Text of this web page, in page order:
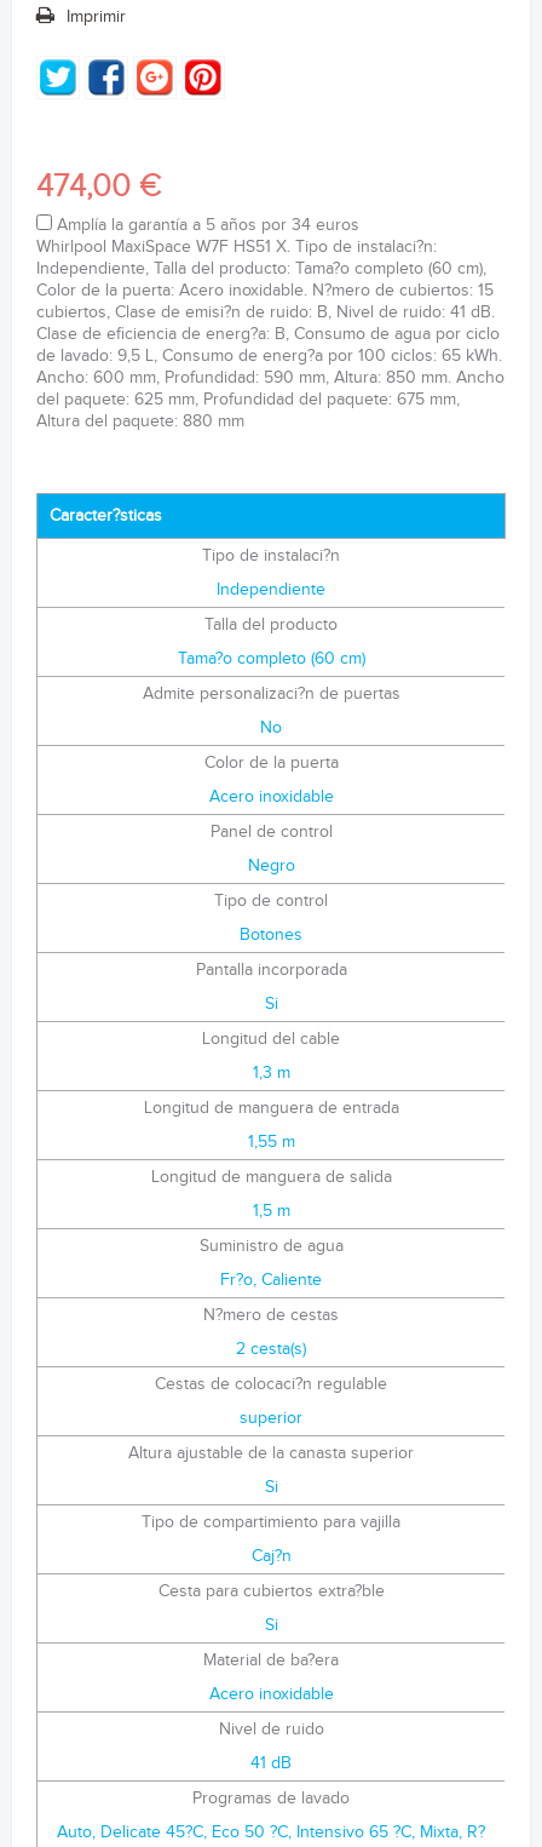
Imprimir
474,00 €
Amplía la garantía a 5 años por 34 euros
Whirlpool MaxiSpace W7F HS51 X. Tipo de instalaci?n:
Independiente, Talla del producto: Tama?o completo (60 cm),
Color de la puerta: Acero inoxidable. N?mero de cubiertos: 15
cubiertos, Clase de emisi?n de ruido: B, Nivel de ruido: 41 dB.
Clase de eficiencia de energ?a: B, Consumo de agua por ciclo
de lavado: 9,5 L, Consumo de energ?a por 100 ciclos: 65 kWh.
Ancho: 600 mm, Profundidad: 590 mm, Altura: 850 mm. Ancho
del paquete: 625 mm, Profundidad del paquete: 675 mm,
Altura del paquete: 880 mm
Caracter?sticas
Tipo de instalaci?n
Independiente
Talla del producto
Tama?o completo (60 cm)
Admite personalizaci?n de puertas
No
Color de la puerta
Acero inoxidable
Panel de control
Negro
Tipo de control
Botones
Pantalla incorporada
Si
Longitud del cable
1,3 m
Longitud de manguera de entrada
1,55 m
Longitud de manguera de salida
1,5 m
Suministro de agua
Fr?o, Caliente
N?mero de cestas
2 cesta(s)
Cestas de colocaci?n regulable
superior
Altura ajustable de la canasta superior
Si
Tipo de compartimiento para vajilla
Caj?n
Cesta para cubiertos extra?ble
Si
Material de ba?era
Acero inoxidable
Nivel de ruido
41 dB
Programas de lavado
Auto, Delicate 45?C, Eco 50 ?C, Intensivo 65 ?C, Mixta, R?